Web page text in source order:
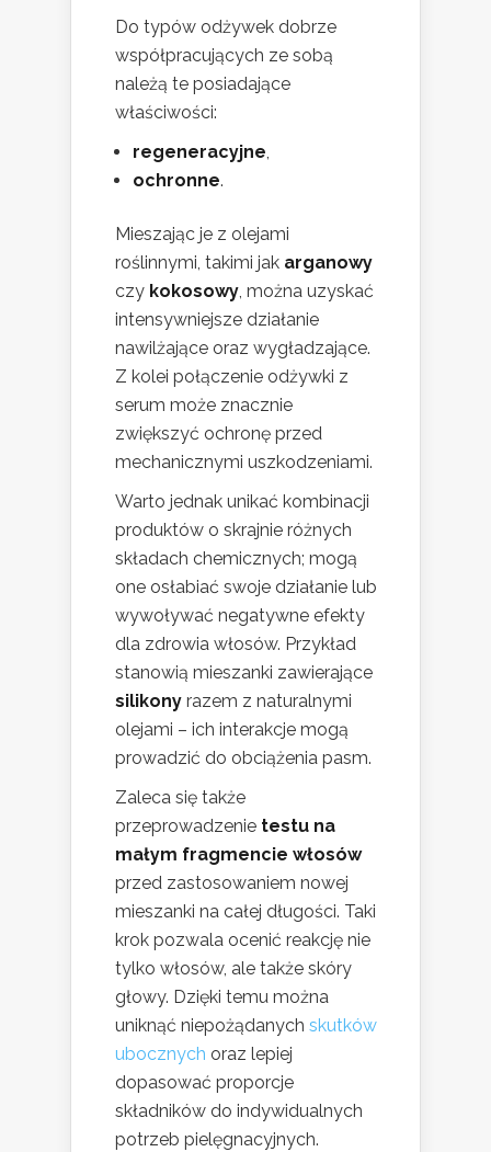
Do typów odżywek dobrze
współpracujących ze sobą
należą te posiadające
właściwości:
regeneracyjne,
ochronne.
Mieszając je z olejami
roślinnymi, takimi jak arganowy
czy kokosowy, można uzyskać
intensywniejsze działanie
nawilżające oraz wygładzające.
Z kolei połączenie odżywki z
serum może znacznie
zwiększyć ochronę przed
mechanicznymi uszkodzeniami.
Warto jednak unikać kombinacji
produktów o skrajnie różnych
składach chemicznych; mogą
one osłabiać swoje działanie lub
wywoływać negatywne efekty
dla zdrowia włosów. Przykład
stanowią mieszanki zawierające
silikony razem z naturalnymi
olejami – ich interakcje mogą
prowadzić do obciążenia pasm.
Zaleca się także
przeprowadzenie testu na
małym fragmencie włosów
przed zastosowaniem nowej
mieszanki na całej długości. Taki
krok pozwala ocenić reakcję nie
tylko włosów, ale także skóry
głowy. Dzięki temu można
uniknąć niepożądanych skutków
ubocznych oraz lepiej
dopasować proporcje
składników do indywidualnych
potrzeb pielęgnacyjnych.